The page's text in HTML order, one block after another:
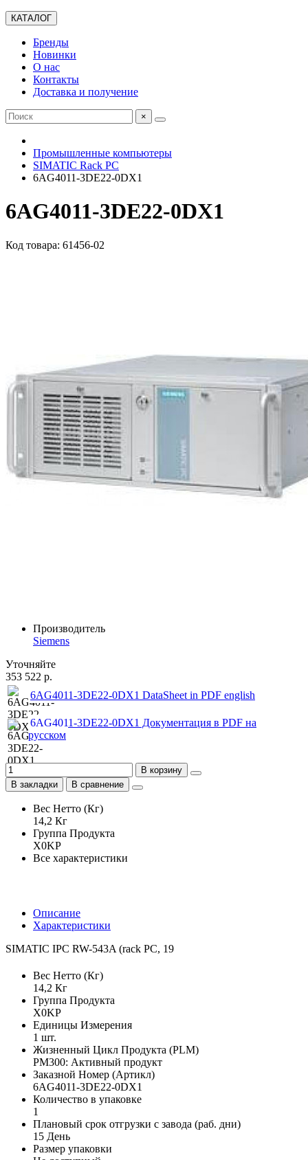
КАТАЛОГ
Бренды
Новинки
О нас
Контакты
Доставка и получение
×
Промышленные компьютеры
SIMATIC Rack PC
6AG4011-3DE22-0DX1
6AG4011-3DE22-0DX1
Код товара: 61456-02
Производитель
Siemens
Уточняйте
353 522 р.
6AG4011-3DE22-0DX1 DataSheet in PDF english
6AG4011-3DE22-0DX1 Документация в PDF на
русском
В корзину
В закладки
В сравнение
Вес Нетто (Кг)
14,2 Кг
Группа Продукта
X0KP
Все характеристики
Описание
Характеристики
SIMATIC IPC RW-543A (rack PC, 19
Вес Нетто (Кг)
14,2 Кг
Группа Продукта
X0KP
Единицы Измерения
1 шт.
Жизненный Цикл Продукта (PLM)
PM300: Активный продукт
Заказной Номер (Артикл)
6AG4011-3DE22-0DX1
Количество в упаковке
1
Плановый срок отгрузки с завода (раб. дни)
15 День
Размер упаковки